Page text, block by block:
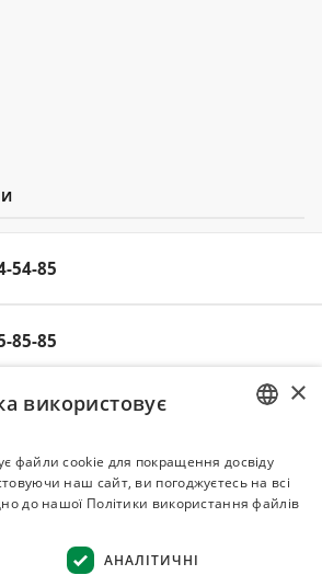
54-85
85-85
85-45
СПЕЦІЇ ТА ПРЯНОЩІ
UKRAINIAN
×
використовує
файли cookie для покращення досвіду
наш сайт, ви погоджуєтесь на всі
до нашої Політики використання файлів
АНАЛІТИЧНІ